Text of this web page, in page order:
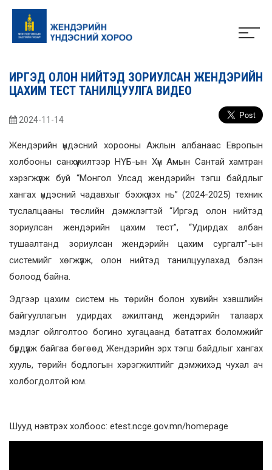
ИРГЭД ОЛОН НИЙТЭД ЗОРИУЛСАН ЖЕНДЭРИЙН
ЦАХИМ ТЕСТ ТАНИЛЦУУЛГА ВИДЕО
2024-11-14
Жендэрийн үндэсний хорооны Ажлын албанаас Европын
холбооны санхүүжилтээр НҮБ-ын Хүн Амын Сантай хамтран
хэрэгжүүлж буй “Монгол Улсад жендэрийн тэгш байдлыг
хангах үндэсний чадавхыг бэхжүүлэх нь” (2024-2025) техник
туслалцааны төслийн дэмжлэгтэй “Иргэд олон нийтэд
зориулсан жендэрийн цахим тест”, “Удирдах албан
тушаалтанд зориулсан жендэрийн цахим сургалт”-ын
системийг хөгжүүлж, олон нийтэд танилцуулахад бэлэн
болоод байна.
Эдгээр цахим систем нь төрийн болон хувийн хэвшлийн
байгууллагын удирдах ажилтанд жендэрийн талаарх
мэдлэг ойлголтоо богино хугацаанд бататгах боломжийг
бүрдүүлж байгаа бөгөөд Жендэрийн эрх тэгш байдлыг хангах
хууль, төрийн бодлогын хэрэгжилтийг дэмжихэд чухал ач
холбогдолтой юм.
Шууд нэвтрэх холбоос: etest.ncge.gov.mn/homepage